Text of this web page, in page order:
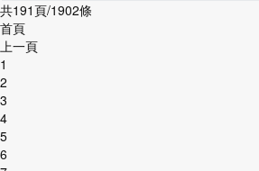
共191頁/1902條
首頁
上一頁
1
2
3
4
5
6